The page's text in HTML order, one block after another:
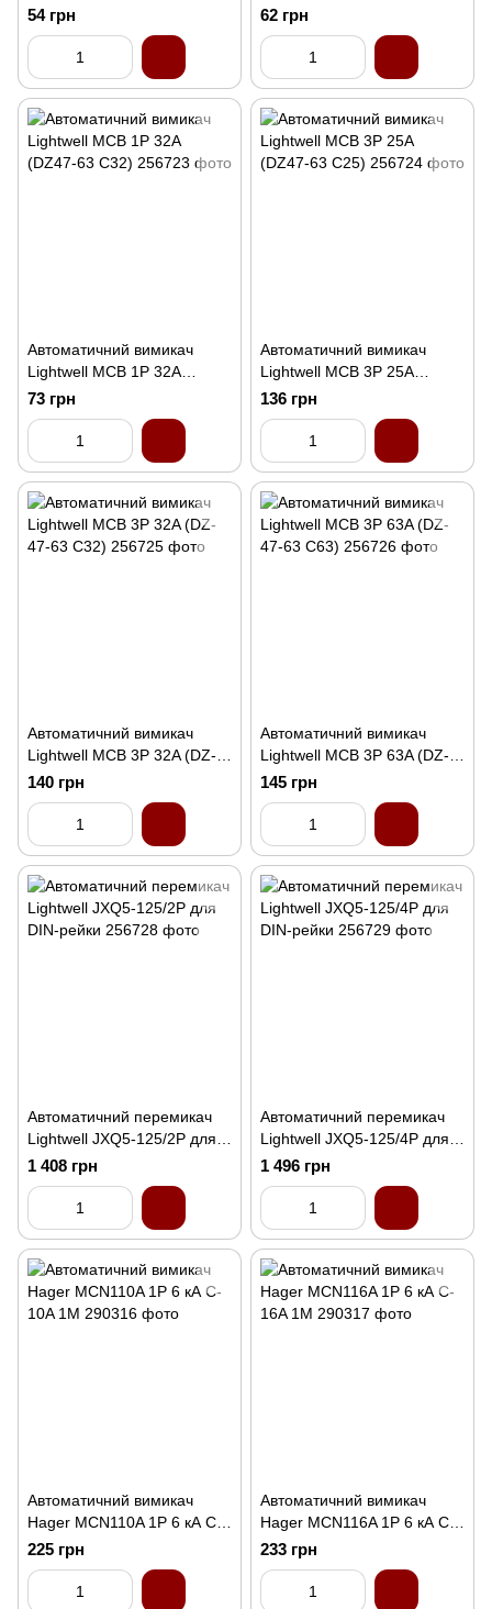
(DZ47-63 C16)
54 грн
(DZ47-63 C25)
62 грн
Автоматичний вимикач
Lightwell MCB 1P 32A
(DZ47-63 C32)
73 грн
Автоматичний вимикач
Lightwell MCB 3P 25A
(DZ47-63 C25)
136 грн
Автоматичний вимикач
Lightwell MCB 3P 32A (DZ-
47-63 C32)
140 грн
Автоматичний вимикач
Lightwell MCB 3P 63A (DZ-
47-63 C63)
145 грн
Автоматичний перемикач
Lightwell JXQ5-125/2P для
DIN-рейки
1 408 грн
Автоматичний перемикач
Lightwell JXQ5-125/4P для
DIN-рейки
1 496 грн
Автоматичний вимикач
Hager MCN110A 1P 6 кА C-
10A 1M
225 грн
Автоматичний вимикач
Hager MCN116A 1P 6 кА C-
16A 1M
233 грн